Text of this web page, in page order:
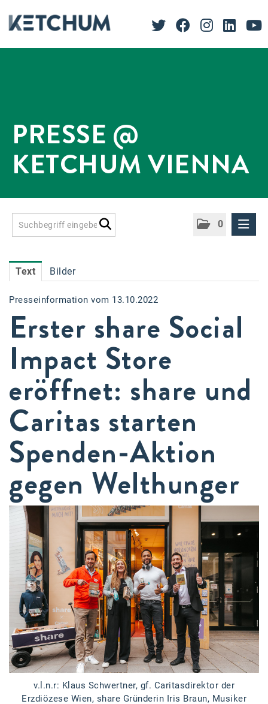
PRESSE @
KETCHUM VIENNA
0
Accessiway
Accor
ALC
Arthur D. Little
Bake the Shape
BBDO Wien
bellaflora
Be.See.
BISON
Brandl Talos
Braun
BRP-Rotax
Bundesdenkmalamt
Calle Libre
DDB Wien
Enkeltaugliches Österreich
Text Bilder
Presseinformation vom 13.10.2022
Erster share Social
Impact Store
eröffnet: share und
Caritas starten
Spenden-Aktion
gegen Welthunger
v.l.n.r: Klaus Schwertner, gf. Caritasdirektor der
Erzdiözese Wien, share Gründerin Iris Braun, Musiker